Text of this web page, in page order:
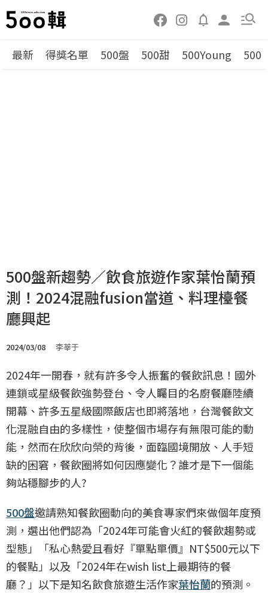
最新 得獎名單 500盤 500甜 500Young 500
500盤新趨勢／飲食旅遊作家葉怡蘭預
測！2024混融fusion當道、料理檯餐
廳興起
2024/03/08 李莘于
2024年一開春，就有許多令人振奮的餐飲訊息！國外
連鎖或星級餐飲強勢登台、令人矚目的名廚餐廳陸續
開幕、許多五星級國際飯店也即將落地，台灣餐飲文
化混融自由的多樣性，使整個市場存有無限可能的動
能，然而在欣欣向榮的背後，面臨國境開放、人手短
缺的困窘，餐飲圈將如何因應變化？誰才是下一個能
夠站穩腳步的人?
500盤邀請熟知餐飲圈動向的美食專家們來做個年度預
測，選出他們認為「2024年可能會火紅的餐飲趨勢或
型態」「私心熱愛且看好『單點單價』NT$500元以下
的餐點」以及「2024年在wish list上最期待的餐
廳？」以下是知名飲食旅遊生活作家葉怡蘭的預測。